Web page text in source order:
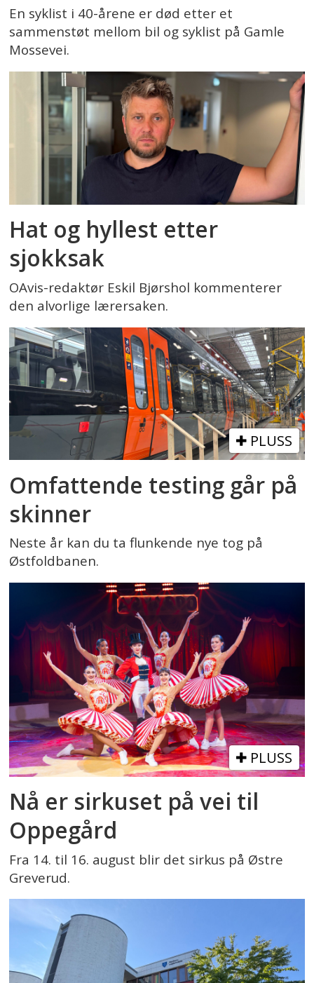
En syklist i 40-årene er død etter et
sammenstøt mellom bil og syklist på Gamle
Mossevei.
Hat og hyllest etter
sjokksak
OAvis-redaktør Eskil Bjørshol kommenterer
den alvorlige lærersaken.
PLUSS
Omfattende testing går på
skinner
Neste år kan du ta flunkende nye tog på
Østfoldbanen.
PLUSS
Nå er sirkuset på vei til
Oppegård
Fra 14. til 16. august blir det sirkus på Østre
Greverud.